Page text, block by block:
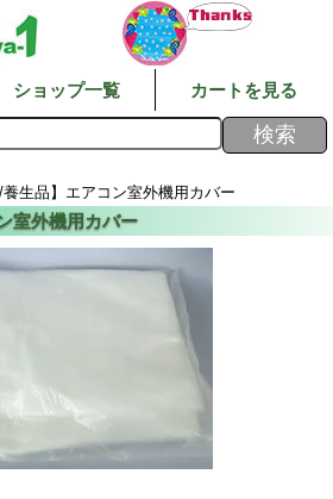
ショップ一覧 カートを見る
生品】エアコン室外機用カバー